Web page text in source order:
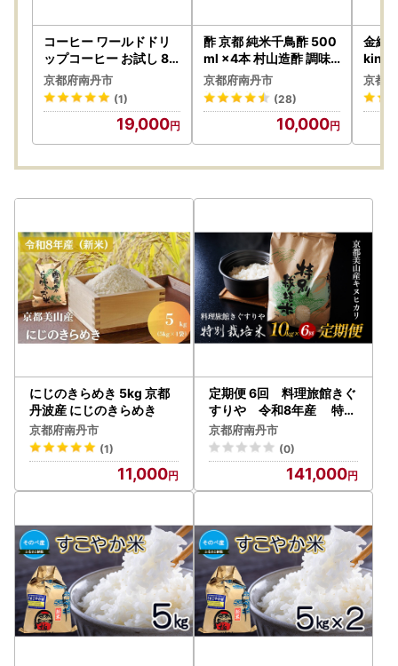
コーヒー ワールドドリ
ップコーヒー お試し 8
種 セット 自家焙煎 ドリ
ップコーヒー ドリップ
バッグ 珈琲 コーヒー豆
珈琲豆 ドリップ コーヒ
ードリップ 個包装 詰め
京都府南丹市
(1)
19,000
酢 京都 純米千鳥酢 500
ml ×4本 村山造酢 調味
料 千鳥酢 純米酢 米酢 お
酢 キヌヒカリ 2l
京都府南丹市
(28)
10,000
金継
キッ
ト
京都
にじのきらめき 5kg 京都
丹波産 にじのきらめき
京都府南丹市
(1)
11,000
定期便 6回 料理旅館きぐ
すりや 令和8年産 特別
栽培米キヌヒカリ 10kg 新
米26
京都府南丹市
(0)
141,000